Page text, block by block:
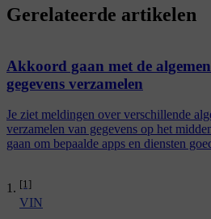
[1]
VIN
Gerelateerde artikelen
Akkoord gaan met de
gegevens verzamelen
Je ziet meldingen over verschillende
verzamelen van gegevens op het
gaan om bepaalde apps en diensten